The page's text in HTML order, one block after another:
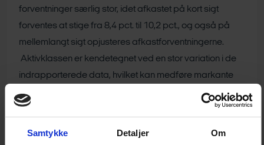
Samtykke Detaljer Om
forventninger særlig stor, idet afkastet på kort sigt
forventes at stige fra 8,4 pct. til 10,2 pct., og også på
mellemlangt sigt opjusteres afkastforventningerne.
Aktivklassen er kendetegnet ved en stor variation i de
indrapporterede data, hvilket kan medføre markante
ændringer i afkast fra periode til periode. Rådet
overvejer derfor løbende de metoder, der anvendes